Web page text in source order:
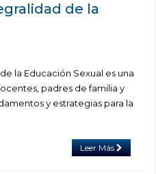
de la
la Educación Sexual es una
padres de familia y
y estrategias para la
Leer Más